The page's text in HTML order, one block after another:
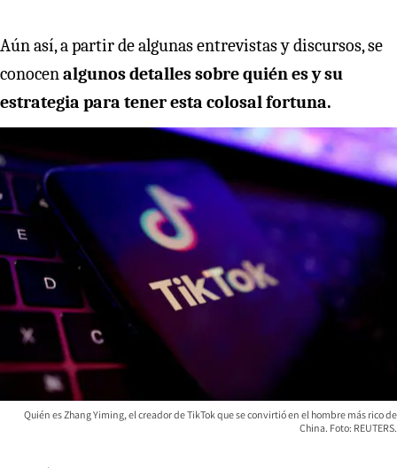
Aún así, a partir de algunas entrevistas y discursos, se
conocenalgunos detalles sobre quién es y su
estrategia para tener esta colosal fortuna.
Quién es Zhang Yiming, el creador de TikTok que se convirtió en el hombre más rico de
China. Foto: REUTERS.